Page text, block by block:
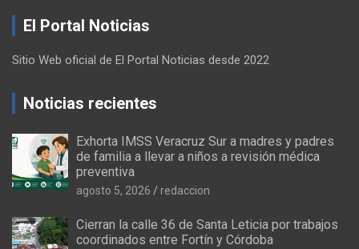
El Portal Noticias
Sitio Web oficial de El Portal Noticias desde 2022
Noticias recientes
Exhorta IMSS Veracruz Sur a madres y padres
de familia a llevar a niños a revisión médica
preventiva
agosto 5, 2026 redaccion
Cierran la calle 36 de Santa Leticia por trabajos
coordinados entre Fortín y Córdoba